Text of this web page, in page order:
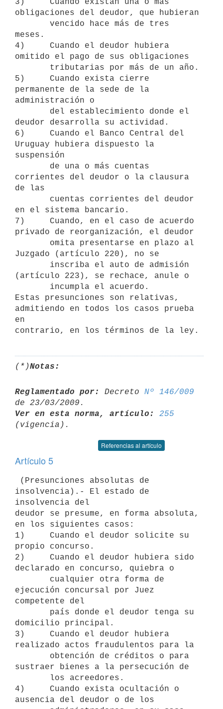
obligaciones del deudor, que hubieran
meses.
4)     Cuando el deudor hubiera
omitido el pago de sus obligaciones
5)     Cuando exista cierre
permanente de la sede de la
administración o
deudor desarrolla su actividad.
6)     Cuando el Banco Central del
Uruguay hubiera dispuesto la
suspensión
corrientes del deudor o la clausura
de las
en el sistema bancario.
7)     Cuando, en el caso de acuerdo
privado de reorganización, el deudor
Juzgado (artículo 220), no se
(artículo 223), se rechace, anule o
Estas presunciones son relativas,
admitiendo en todos los casos prueba
en
(*)Notas:
Reglamentado por: Decreto Nº 146/009
Ver en esta norma, artículo:
255
Referencias al artículo
Artículo 5
insolvencia).- El estado de
insolvencia del
deudor se presume, en forma absoluta,
en los siguientes casos:
1)     Cuando el deudor solicite su
propio concurso.
2)     Cuando el deudor hubiera sido
declarado en concurso, quiebra o
ejecución concursal por Juez
competente del
domicilio principal.
3)     Cuando el deudor hubiera
realizado actos fraudulentos para la
sustraer bienes a la persecución de
4)     Cuando exista ocultación o
ausencia del deudor o de los